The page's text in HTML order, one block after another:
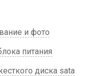
и фото
питания
диска sata